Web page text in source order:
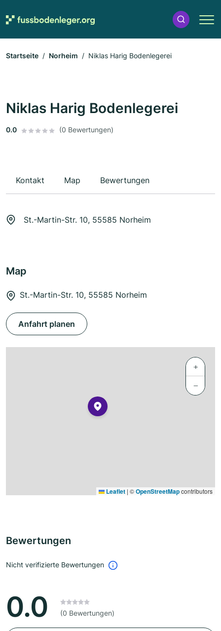
Startseite Norheim Niklas Harig Bodenlegerei
Niklas Harig Bodenlegerei
0.0 (0 Bewertungen)
Kontakt Map Bewertungen
St.-Martin-Str. 10, 55585 Norheim
Map
St.-Martin-Str. 10, 55585 Norheim
Anfahrt planen
+
−
Leaflet | ©OpenStreetMapcontributors
Bewertungen
Nicht verifizierte Bewertungen
0.0 (0 Bewertungen)